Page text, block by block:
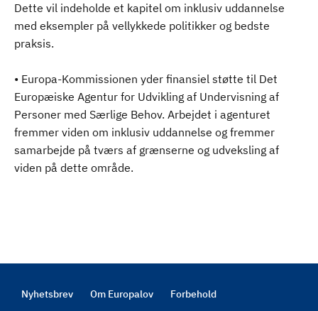
Dette vil indeholde et kapitel om inklusiv uddannelse
med eksempler på vellykkede politikker og bedste
praksis.
• Europa-Kommissionen yder finansiel støtte til Det
Europæiske Agentur for Udvikling af Undervisning af
Personer med Særlige Behov. Arbejdet i agenturet
fremmer viden om inklusiv uddannelse og fremmer
samarbejde på tværs af grænserne og udveksling af
viden på dette område.
Footer
Nyhetsbrev Om Europalov Forbehold